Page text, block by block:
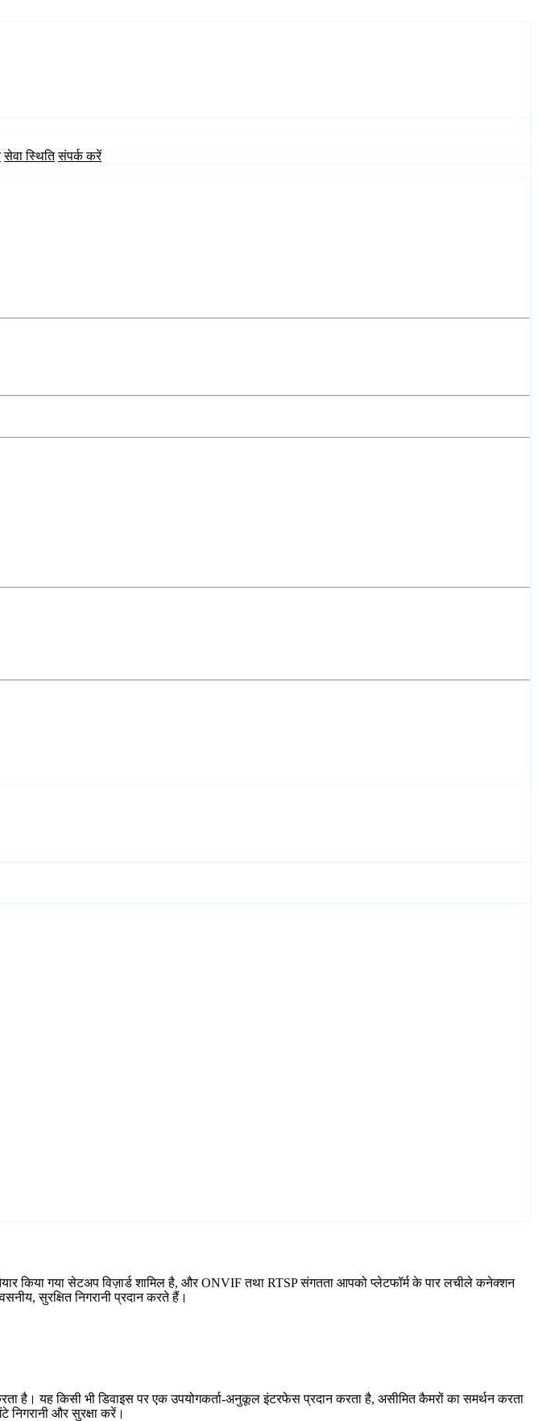
सेवा स्थिति संपर्क करें
किया गया सेटअप विज़ार्ड शामिल है, और ONVIF तथा RTSP संगतता आपको प्लेटफॉर्म के पार लचीले कनेक्शन
सुरक्षित निगरानी प्रदान करते हैं।
है। यह किसी भी डिवाइस पर एक उपयोगकर्ता-अनुकूल इंटरफेस प्रदान करता है, असीमित कैमरों का समर्थन करता
और सुरक्षा करें।